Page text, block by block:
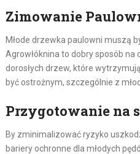
Zimowanie
Młode drzewka paulowni muszą
Agrowłóknina to dobry sposób na
dorosłych drzew, które
być ostrożnym, szczególnie z
Przygotowanie na
By zminimalizować ryzyko
bariery ochronne dla młodych